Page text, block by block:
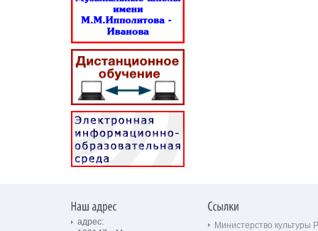
адрес:
Министерство культуры